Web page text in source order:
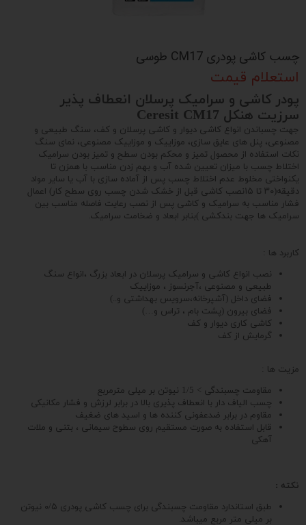
چسب کاشی پودری CM17 طوسی
استعلام قیمت
پودر کاشی و سرامیک پرسلان انعطاف پذیر
سرزیت هنکل Ceresit CM17
ﺟﻬﺖ ﭼﺴﺒﺎﻧﺪن اﻧﻮاع ﮐﺎﺷﻰ دﯾﻮار و کاشی پرسلان و ﮐﻒ، ﺳﻨﮓ ﻃﺒﯿﻌﻰ و
ﻣﺼﻨﻮﻋﻰ، ﭘﻨﻞ ﻫﺎى ﻋﺎﯾﻖ ﺳﺎزى، ﻣﻮزاﯾﯿﮏ و ﻣﻮزاﯾﯿﮏ ﻣﺼﻨﻮﻋﻰ، ﻧﻤﺎى ﺳﻨﮓ
ﻧﮑﺎت اﺳﺘﻔﺎده از ﻣﺤﺼﻮل ﺗﻤﯿﺰ و ﻣﺤﮑﻢ ﺑﻮدن ﺳﻄﺢ و ﺗﻤﯿﺰ ﺑﻮدن ﺳﺮاﻣﯿﮏ
اﺧﺘﻼط ﭼﺴﺐ ﺑﺎ ﻣﯿﺰان ﺗﻌﯿﯿﻦ ﺷﺪه آب و ﺑﻬﻢ زدن ﻣﻨﺎﺳﺐ ﺑﺎ ﻫﻤﺰن ﺗﺎ
ﯾﮑﻨﻮاﺧﺘﻰ ﻣﺨﻠﻮط ﻋﺪم اﺧﺘﻼط ﭼﺴﺐ ﭘﺲ از آﻣﺎده ﺳﺎزى ﺑﺎ آب ﯾﺎ ﺳﺎﯾﺮ ﻣﻮاد
دﻗﯿﻘﻪ(۳۰ ﺗﺎ ۱۵ﻧﺼﺐ ﮐﺎﺷﻰ ﻗﺒﻞ از ﺧﺸﮏ ﺷﺪن ﭼﺴﺐ روى ﺳﻄﺢ ﮐﺎر) اﻋﻤﺎل
ﻓﺸﺎر ﻣﻨﺎﺳﺐ ﺑﻪ ﺳﺮاﻣﯿﮏ و ﮐﺎﺷﻰ ﭘﺲ از ﻧﺼﺐ رﻋﺎﯾﺖ ﻓﺎﺻﻠﻪ ﻣﻨﺎﺳﺐ ﺑﯿﻦ
ﺳﺮاﻣﯿﮏ ﻫﺎ ﺟﻬﺖ ﺑﻨﺪﮐﺸﻰ )ﺑﻨﺎﺑﺮ اﺑﻌﺎد و ﺿﺨﺎﻣﺖ ﺳﺮاﻣﯿﮏ.
کاربرد ها :
نصب انواع کاشی و سرامیک پرسلان در ابعاد بزرگ ،انواع سنگ
طبیعی و مصنوعی ،آجرنسوز ، موزاییک
فضای داخل (آشپرخانه،سرویس بهداشتی و..)
فضای بیرون (پشت بام ، تراس و…)
کاشی کاری دیوار و کف
گرمایش از کف
مزیت ها :
مقاومت چسبندگی > 1/5 نیوتن بر میلی مترمربع
چسب الیاف دار با انعطاف پذیری بالا در برابر لرزش و فشار مکانیکی
مقاوم در برابر ضدعفونی کننده ها و اسید های ضغیف
قابل استفاده به صورت مستقیم روی سطوح سیمانی ، بتنی و ملات
آهکی
نکته :
طبق استاندارد مقاومت چسبندگی برای چسب کاشی پودری ۰/۵ نیوتن
بر میلی متر مربع میباشد.